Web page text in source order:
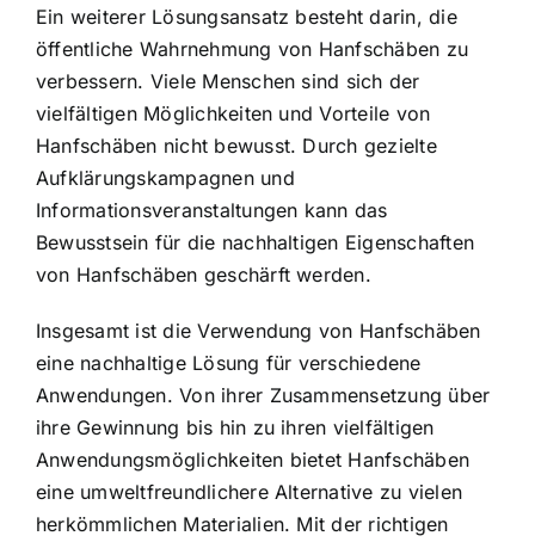
Ein weiterer Lösungsansatz besteht darin, die
öffentliche Wahrnehmung von Hanfschäben zu
verbessern. Viele Menschen sind sich der
vielfältigen Möglichkeiten und Vorteile von
Hanfschäben nicht bewusst. Durch gezielte
Aufklärungskampagnen und
Informationsveranstaltungen kann das
Bewusstsein für die nachhaltigen Eigenschaften
von Hanfschäben geschärft werden.
Insgesamt ist die Verwendung von Hanfschäben
eine nachhaltige Lösung für verschiedene
Anwendungen. Von ihrer Zusammensetzung über
ihre Gewinnung bis hin zu ihren vielfältigen
Anwendungsmöglichkeiten bietet Hanfschäben
eine umweltfreundlichere Alternative zu vielen
herkömmlichen Materialien. Mit der richtigen